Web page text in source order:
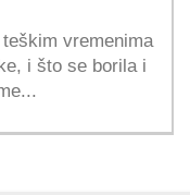
vremenima
i što se borila i